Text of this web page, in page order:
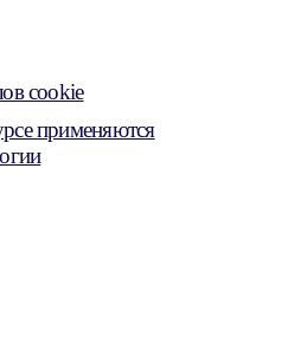
cookie
применяются